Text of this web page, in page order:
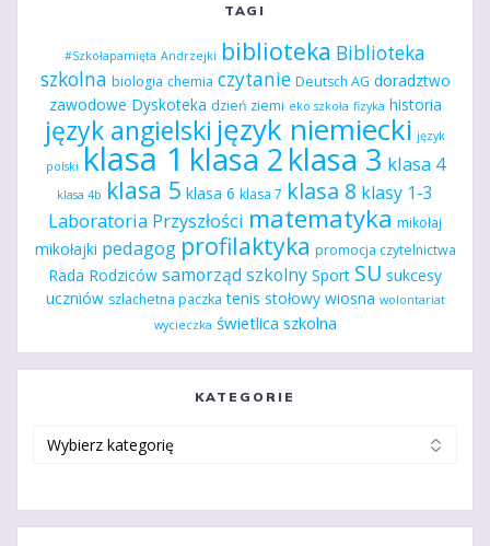
TAGI
#Szkołapamięta Andrzejki biblioteka Biblioteka
szkolna biologia chemia czytanie Deutsch AG doradztwo
zawodowe Dyskoteka dzień ziemi eko szkoła fizyka historia
język angielski język niemiecki język
polski klasa 1 klasa 2klasa 3 klasa 4
klasa 4b klasa 5 klasa 6 klasa 7 klasa 8 klasy 1-3
Laboratoria Przyszłości matematyka mikołaj
mikołajki pedagog profilaktyka promocja czytelnictwa
Rada Rodziców samorząd szkolny Sport SU sukcesy
uczniów szlachetna paczka tenis stołowy wiosna wolontariat
wycieczka świetlica szkolna
KATEGORIE